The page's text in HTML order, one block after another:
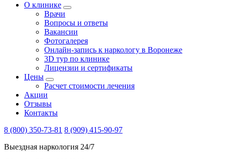
О клинике
Врачи
Вопросы и ответы
Вакансии
Фотогалерея
Онлайн-запись к наркологу в Воронеже
3D тур по клинике
Лицензии и сертификаты
Цены
Расчет стоимости лечения
Акции
Отзывы
Контакты
8 (800) 350-73-81 8 (909) 415-90-97
Выездная наркология 24/7